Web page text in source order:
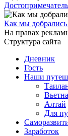
Как мы
На правах
Структура сайта
Дневник
Гость
Наши
Алтай
Для
Заработок